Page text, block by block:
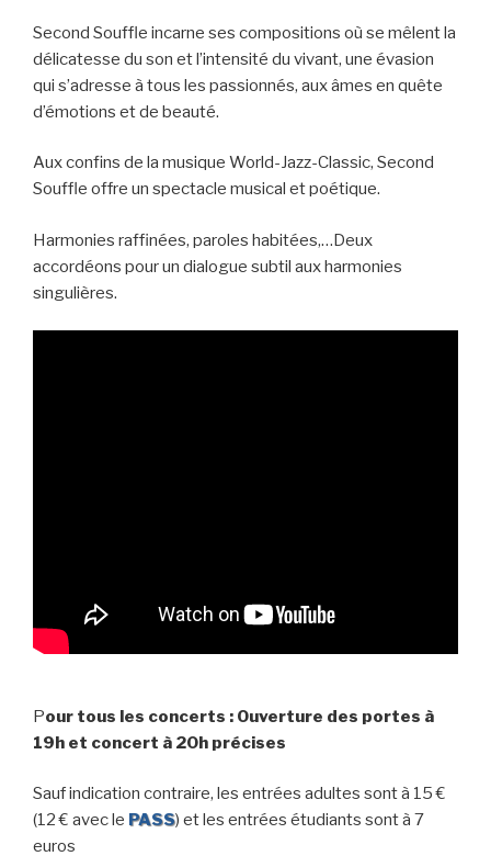
Second Souffle incarne ses compositions où se mêlent la
délicatesse du son et l’intensité du vivant, une évasion
qui s’adresse à tous les passionnés, aux âmes en quête
d’émotions et de beauté.
Aux confins de la musique World-Jazz-Classic, Second
Souffle offre un spectacle musical et poétique.
Harmonies raffinées, paroles habitées,…Deux
accordéons pour un dialogue subtil aux harmonies
singulières.
Pour tous les concerts : Ouverture des portes à
19h et concert à 20h précises
Sauf indication contraire, les entrées adultes sont à 15 €
(12 € avec le PASS) et les entrées étudiants sont à 7
euros